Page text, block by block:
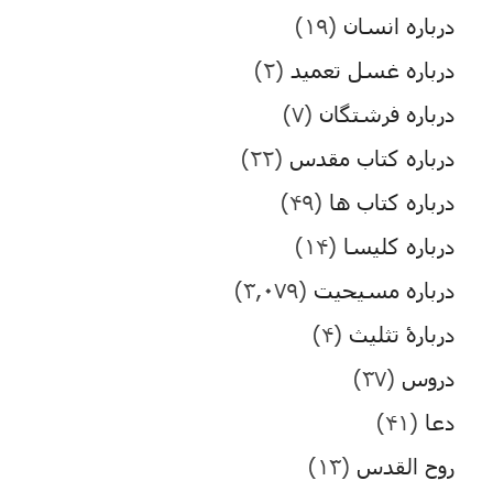
درباره انسان (۱۹)
درباره غسل تعمید (۲)
درباره فرشتگان (۷)
درباره کتاب مقدس (۲۲)
درباره کتاب ها (۴۹)
درباره کلیسا (۱۴)
درباره مسیحیت (۳,۰۷۹)
دربارۀ تثلیث (۴)
دروس (۳۷)
دعا (۴۱)
روح القدس (۱۳)